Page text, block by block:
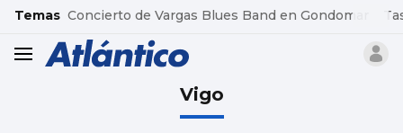
common.go-to-content
Temas Concierto de Vargas Blues Band en Gondomar
header.menu.open
Vigo